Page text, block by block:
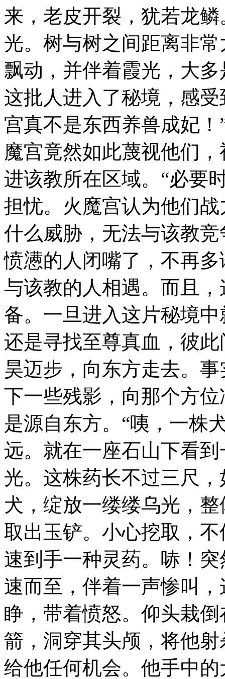
来，老皮开裂，犹若龙
光。树与树之间距离非
飘动，并伴着霞光，大
这批人进入了秘境，感
宫真不是东西养兽成妃
魔宫竟然如此蔑视他们
进该教所在区域。“必要
担忧。火魔宫认为他们
什么威胁，无法与该教
愤懑的人闭嘴了，不再
与该教的人相遇。而且
备。一旦进入这片秘境
还是寻找至尊真血，彼
昊迈步，向东方走去。
下一些残影，向那个方
是源自东方。“咦，一株
远。就在一座石山下看
光。这株药长不过三尺
犬，绽放一缕缕乌光，
取出玉铲。小心挖取，
速到手一种灵药。哧！
速而至，伴着一声惨叫
睁，带着愤怒。仰头栽
箭，洞穿其头颅，将他
给他任何机会。他手中